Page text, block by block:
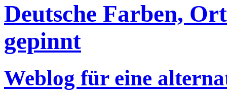
Deutsche Farben,
gepinnt
Weblog für eine